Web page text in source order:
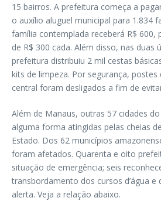
15 bairros. A prefeitura começa a
o auxílio aluguel municipal para 1.834
família contemplada receberá R$ 600,
de R$ 300 cada. Além disso, nas duas
prefeitura distribuiu 2 mil cestas
kits de limpeza. Por segurança,
central foram desligados a fim de
Além de Manaus, outras 57 cidades
alguma forma atingidas pelas cheias
Estado. Dos 62 municípios
foram afetados. Quarenta e oito
situação de emergência; seis
transbordamento dos cursos d’água e
alerta. Veja a relação abaixo.